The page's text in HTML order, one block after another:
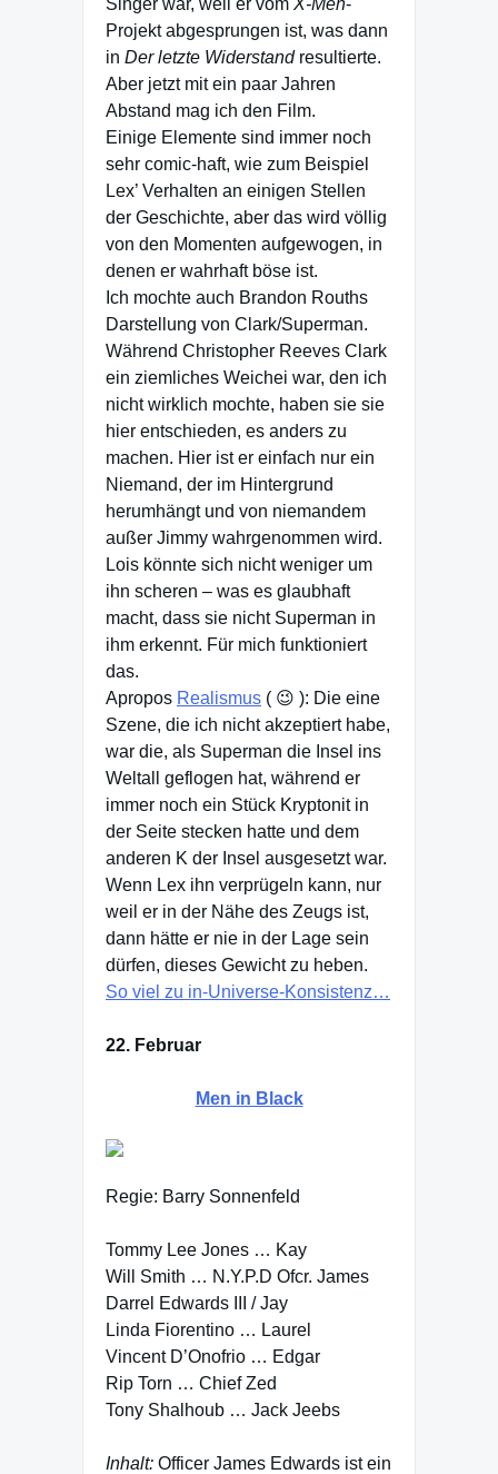
Singer war, weil er vom X-Men-
Projekt abgesprungen ist, was dann
in Der letzte Widerstandresultierte.
Aber jetzt mit ein paar Jahren
Abstand mag ich den Film.
Einige Elemente sind immer noch
sehr comic-haft, wie zum Beispiel
Lex’ Verhalten an einigen Stellen
der Geschichte, aber das wird völlig
von den Momenten aufgewogen, in
denen er wahrhaft böse ist.
Ich mochte auch Brandon Rouths
Darstellung von Clark/Superman.
Während Christopher Reeves Clark
ein ziemliches Weichei war, den ich
nicht wirklich mochte, haben sie sie
hier entschieden, es anders zu
machen. Hier ist er einfach nur ein
Niemand, der im Hintergrund
herumhängt und von niemandem
außer Jimmy wahrgenommen wird.
Lois könnte sich nicht weniger um
ihn scheren – was es glaubhaft
macht, dass sie nicht Superman in
ihm erkennt. Für mich funktioniert
das.
Apropos Realismus ( 😉 ): Die eine
Szene, die ich nicht akzeptiert habe,
war die, als Superman die Insel ins
Weltall geflogen hat, während er
immer noch ein Stück Kryptonit in
der Seite stecken hatte und dem
anderen K der Insel ausgesetzt war.
Wenn Lex ihn verprügeln kann, nur
weil er in der Nähe des Zeugs ist,
dann hätte er nie in der Lage sein
dürfen, dieses Gewicht zu heben.
So viel zu in-Universe-Konsistenz…
22. Februar
Men in Black
Regie: Barry Sonnenfeld
Tommy Lee Jones … Kay
Will Smith … N.Y.P.D Ofcr. James
Darrel Edwards III / Jay
Linda Fiorentino … Laurel
Vincent D’Onofrio … Edgar
Rip Torn … Chief Zed
Tony Shalhoub … Jack Jeebs
Inhalt: Officer James Edwards ist ein